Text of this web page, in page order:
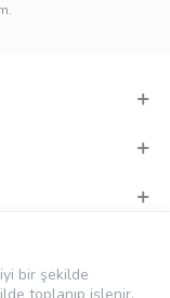
bir şekilde